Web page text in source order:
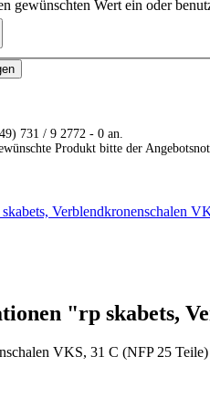
gewünschten Wert ein oder
731 / 9 2772 - 0 an.
Produkt bitte der
Verblendkronenschalen
"rp skabets,
VKS, 31 C (NFP 25 Teile)